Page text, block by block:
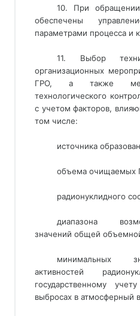
10. При
обеспечены
параметрами процесса и
11. Выбор
организационных
ГРО, а также
технологического
с учетом факторов,
том числе:
источника
объема очищаемых
радионуклидного
диапазона
значений общей
минимальных
активностей
государственному
выбросах в атмосферный